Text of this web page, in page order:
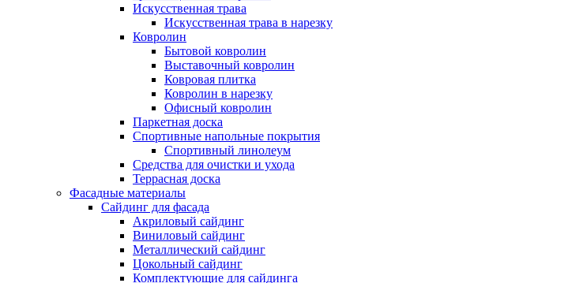
Искусственная трава
Искусственная трава в нарезку
Ковролин
Бытовой ковролин
Выставочный ковролин
Ковровая плитка
Ковролин в нарезку
Офисный ковролин
Паркетная доска
Спортивные напольные покрытия
Спортивный линолеум
Средства для очистки и ухода
Террасная доска
Фасадные материалы
Сайдинг для фасада
Акриловый сайдинг
Виниловый сайдинг
Металлический сайдинг
Цокольный сайдинг
Комплектующие для сайдинга